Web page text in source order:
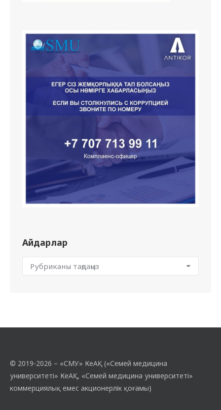
Айдарлар
© 2019-2026 – «СМУ» КеАҚ («Семей медицина
университеті» КеАҚ, «Семей медицина университеті»
коммерциялық емес акционерлік қоғамы)